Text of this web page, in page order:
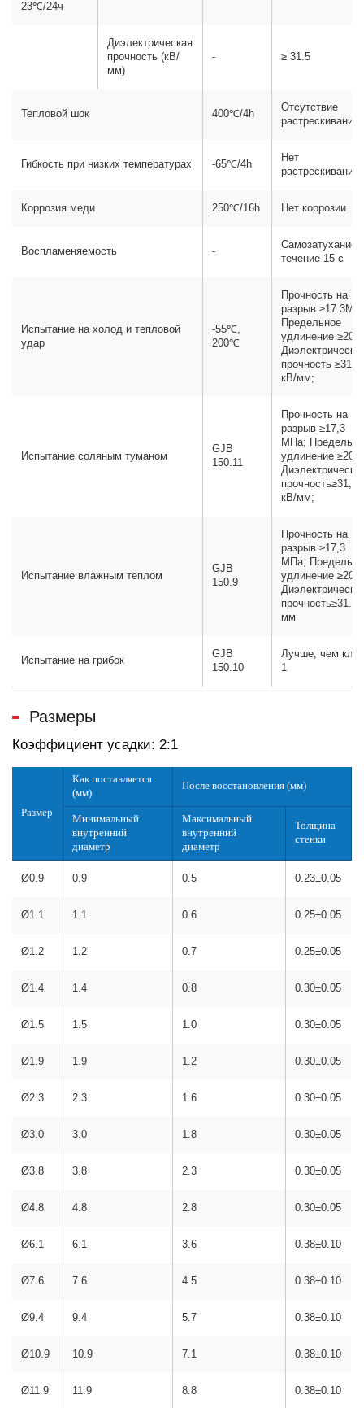
23℃/24ч
Диэлектрическая
прочность (кВ/
мм)
- ≥ 31.5
Тепловой шок 400℃/4h
Отсутствие
растрескивания
Гибкость при низких температурах -65℃/4h
Нет
растрескивания
Коррозия меди 250℃/16h Нет коррозии
Воспламеняемость -
Самозатухание
течение 15 с
Испытание на холод и тепловой
удар
-55℃,
200℃
Прочность на
разрыв
Предельное
удлинение
прочность ≥31,5
кВ/мм;
Испытание соляным туманом
GJB
150.11
Прочность на
разрыв ≥17,3
МПа;
удлинение
прочность≥31,5
кВ/мм;
Испытание влажным теплом
GJB
150.9
Прочность на
разрыв ≥17,3
МПа;
удлинение
мм
Испытание на грибок
GJB
150.10
Лучше, чем
1
Размеры
Коэффициент усадки: 2:1
Размер
Как поставляется
(мм)
После восстановления (мм)
Минимальный
внутренний
диаметр
Максимальный
внутренний
диаметр
Толщина
стенки
Ø0.9 0.9 0.5 0.23±0.05
Ø1.1 1.1 0.6 0.25±0.05
Ø1.2 1.2 0.7 0.25±0.05
Ø1.4 1.4 0.8 0.30±0.05
Ø1.5 1.5 1.0 0.30±0.05
Ø1.9 1.9 1.2 0.30±0.05
Ø2.3 2.3 1.6 0.30±0.05
Ø3.0 3.0 1.8 0.30±0.05
Ø3.8 3.8 2.3 0.30±0.05
Ø4.8 4.8 2.8 0.30±0.05
Ø6.1 6.1 3.6 0.38±0.10
Ø7.6 7.6 4.5 0.38±0.10
Ø9.4 9.4 5.7 0.38±0.10
Ø10.9 10.9 7.1 0.38±0.10
Ø11.9 11.9 8.8 0.38±0.10